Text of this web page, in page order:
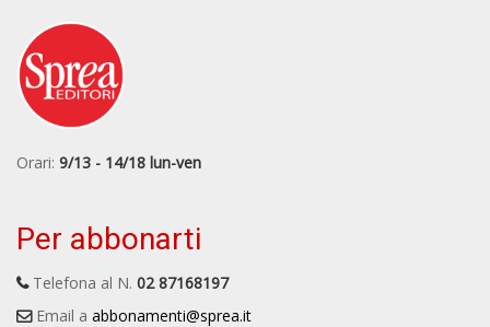
Orari: 9/13 - 14/18 lun-ven
Per abbonarti
Telefona al N. 02 87168197
Email a abbonamenti@sprea.it